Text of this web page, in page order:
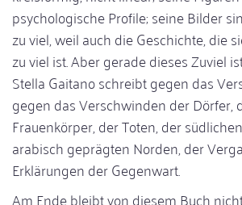
psychologische Profile; seine Bilder
zu viel, weil auch die Geschichte, die
zu viel ist. Aber gerade dieses Zuviel
Stella Gaitano schreibt gegen das
gegen das Verschwinden der Dörfer,
Frauenkörper, der Toten, der
arabisch geprägten Norden, der
Erklärungen der Gegenwart.
Am Ende bleibt von diesem Buch